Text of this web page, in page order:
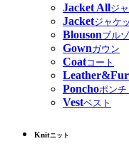
Jacket Allジ
Jacketジャケ
Blousonブル
Gownガウン
Coatコート
Ponchoポンチ
Vestベスト
Knitニット